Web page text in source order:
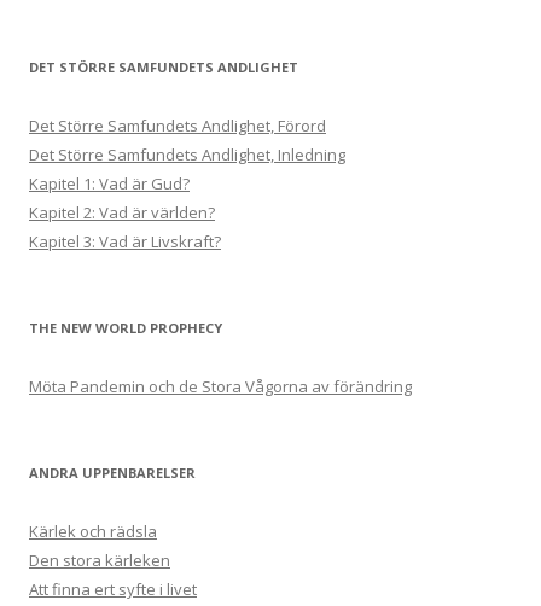
DET STÖRRE SAMFUNDETS ANDLIGHET
Det Större Samfundets Andlighet, Förord
Det Större Samfundets Andlighet, Inledning
Kapitel 1: Vad är Gud?
Kapitel 2: Vad är världen?
Kapitel 3: Vad är Livskraft?
THE NEW WORLD PROPHECY
Möta Pandemin och de Stora Vågorna av förändring
ANDRA UPPENBARELSER
Kärlek och rädsla
Den stora kärleken
Att finna ert syfte i livet